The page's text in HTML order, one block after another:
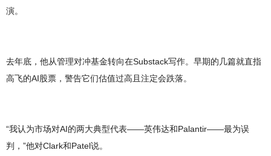
演。
去年底，他从管理对冲基金转向在Substack写作。早期的几篇就直指
高飞的AI股票，警告它们估值过高且注定会跌落。
“我认为市场对AI的两大典型代表——英伟达和Palantir——最为误
判，”他对Clark和Patel说。